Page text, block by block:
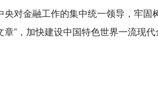
对金融工作的集中统一领导，牢固
”，加快建设中国特色世界一流现